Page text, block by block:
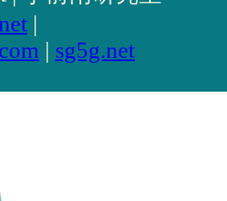
|
| sg5g.net